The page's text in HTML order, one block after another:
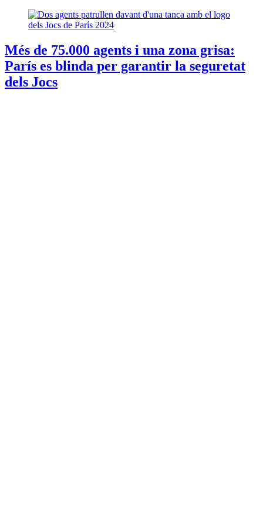
Més de 75.000 agents i una zona grisa:
París es blinda per garantir la seguretat
dels Jocs